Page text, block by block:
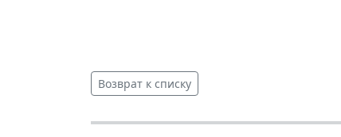
Возврат к списку